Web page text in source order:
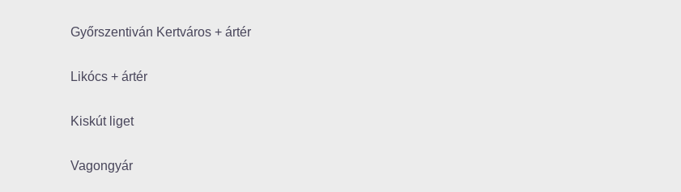
Győrszentiván Kertváros + ártér
Likócs + ártér
Kiskút liget
Vagongyár